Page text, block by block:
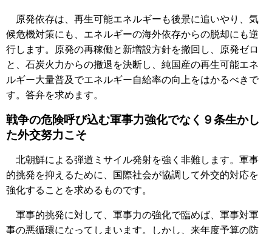
原発依存は、再生可能エネルギーも後景に追いやり、気
候危機対策にも、エネルギーの海外依存からの脱却にも逆
行します。原発の再稼働と新増設方針を撤回し、原発ゼロ
と、石炭火力からの撤退を決断し、純国産の再生可能エネ
ルギー大量普及でエネルギー自給率の向上をはかるべきで
す。答弁を求めます。
戦争の危険呼び込む軍事力強化でなく９条生かし
た外交努力こそ
北朝鮮による弾道ミサイル発射を強く非難します。軍事
的挑発を抑えるために、国際社会が協調して外交的対応を
強化することを求めるものです。
軍事的挑発に対して、軍事力の強化で臨めば、軍事対軍
事の悪循環になってしまいます。しかし、来年度予算の防